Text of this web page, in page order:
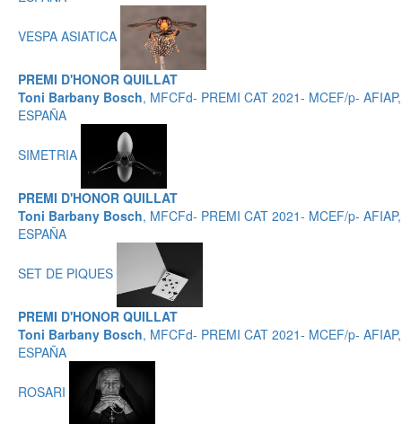
VESPA ASIATICA
PREMI D'HONOR QUILLAT
Toni Barbany Bosch, MFCFd- PREMI CAT 2021- MCEF/p- AFIAP,
ESPAÑA
SIMETRIA
PREMI D'HONOR QUILLAT
Toni Barbany Bosch, MFCFd- PREMI CAT 2021- MCEF/p- AFIAP,
ESPAÑA
SET DE PIQUES
PREMI D'HONOR QUILLAT
Toni Barbany Bosch, MFCFd- PREMI CAT 2021- MCEF/p- AFIAP,
ESPAÑA
ROSARI